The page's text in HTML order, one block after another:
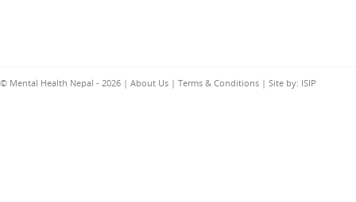
© Mental Health Nepal - 2026 | About Us | Terms & Conditions | Site by: ISIP